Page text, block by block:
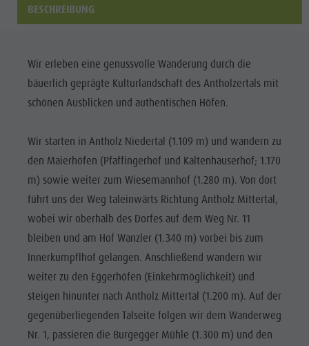
& Minigolf
Wasserwaldile
Möser
Grillplätze
im
Antholzertal
Fischteich
Antholz
Niedertal
MTB Area
Antholz
Grillplätze im Antholzertal
MTB Area Antholz Niedertal
Wasserfälle
Antholzer See
Top Events
Neuigkeiten
Infos A-Z
Angebote
BESCHREIBUNG
Wir erleben eine genussvolle Wanderung durch die
bäuerlich geprägte Kulturlandschaft des Antholzertals mit
schönen Ausblicken und authentischen Höfen.
Wir starten in Antholz Niedertal (1.109 m) und wandern zu
den Maierhöfen (Pfaffingerhof und Kaltenhauserhof; 1.170
m) sowie weiter zum Wiesemannhof (1.280 m). Von dort
führt uns der Weg taleinwärts Richtung Antholz Mittertal,
wobei wir oberhalb des Dorfes auf dem Weg Nr. 11
bleiben und am Hof Wanzler (1.340 m) vorbei bis zum
Innerkumpflhof gelangen. Anschließend wandern wir
weiter zu den Eggerhöfen (Einkehrmöglichkeit) und
steigen hinunter nach Antholz Mittertal (1.200 m). Auf der
gegenüberliegenden Talseite folgen wir dem Wanderweg
Nr. 1, passieren die Burgegger Mühle (1.300 m) und den